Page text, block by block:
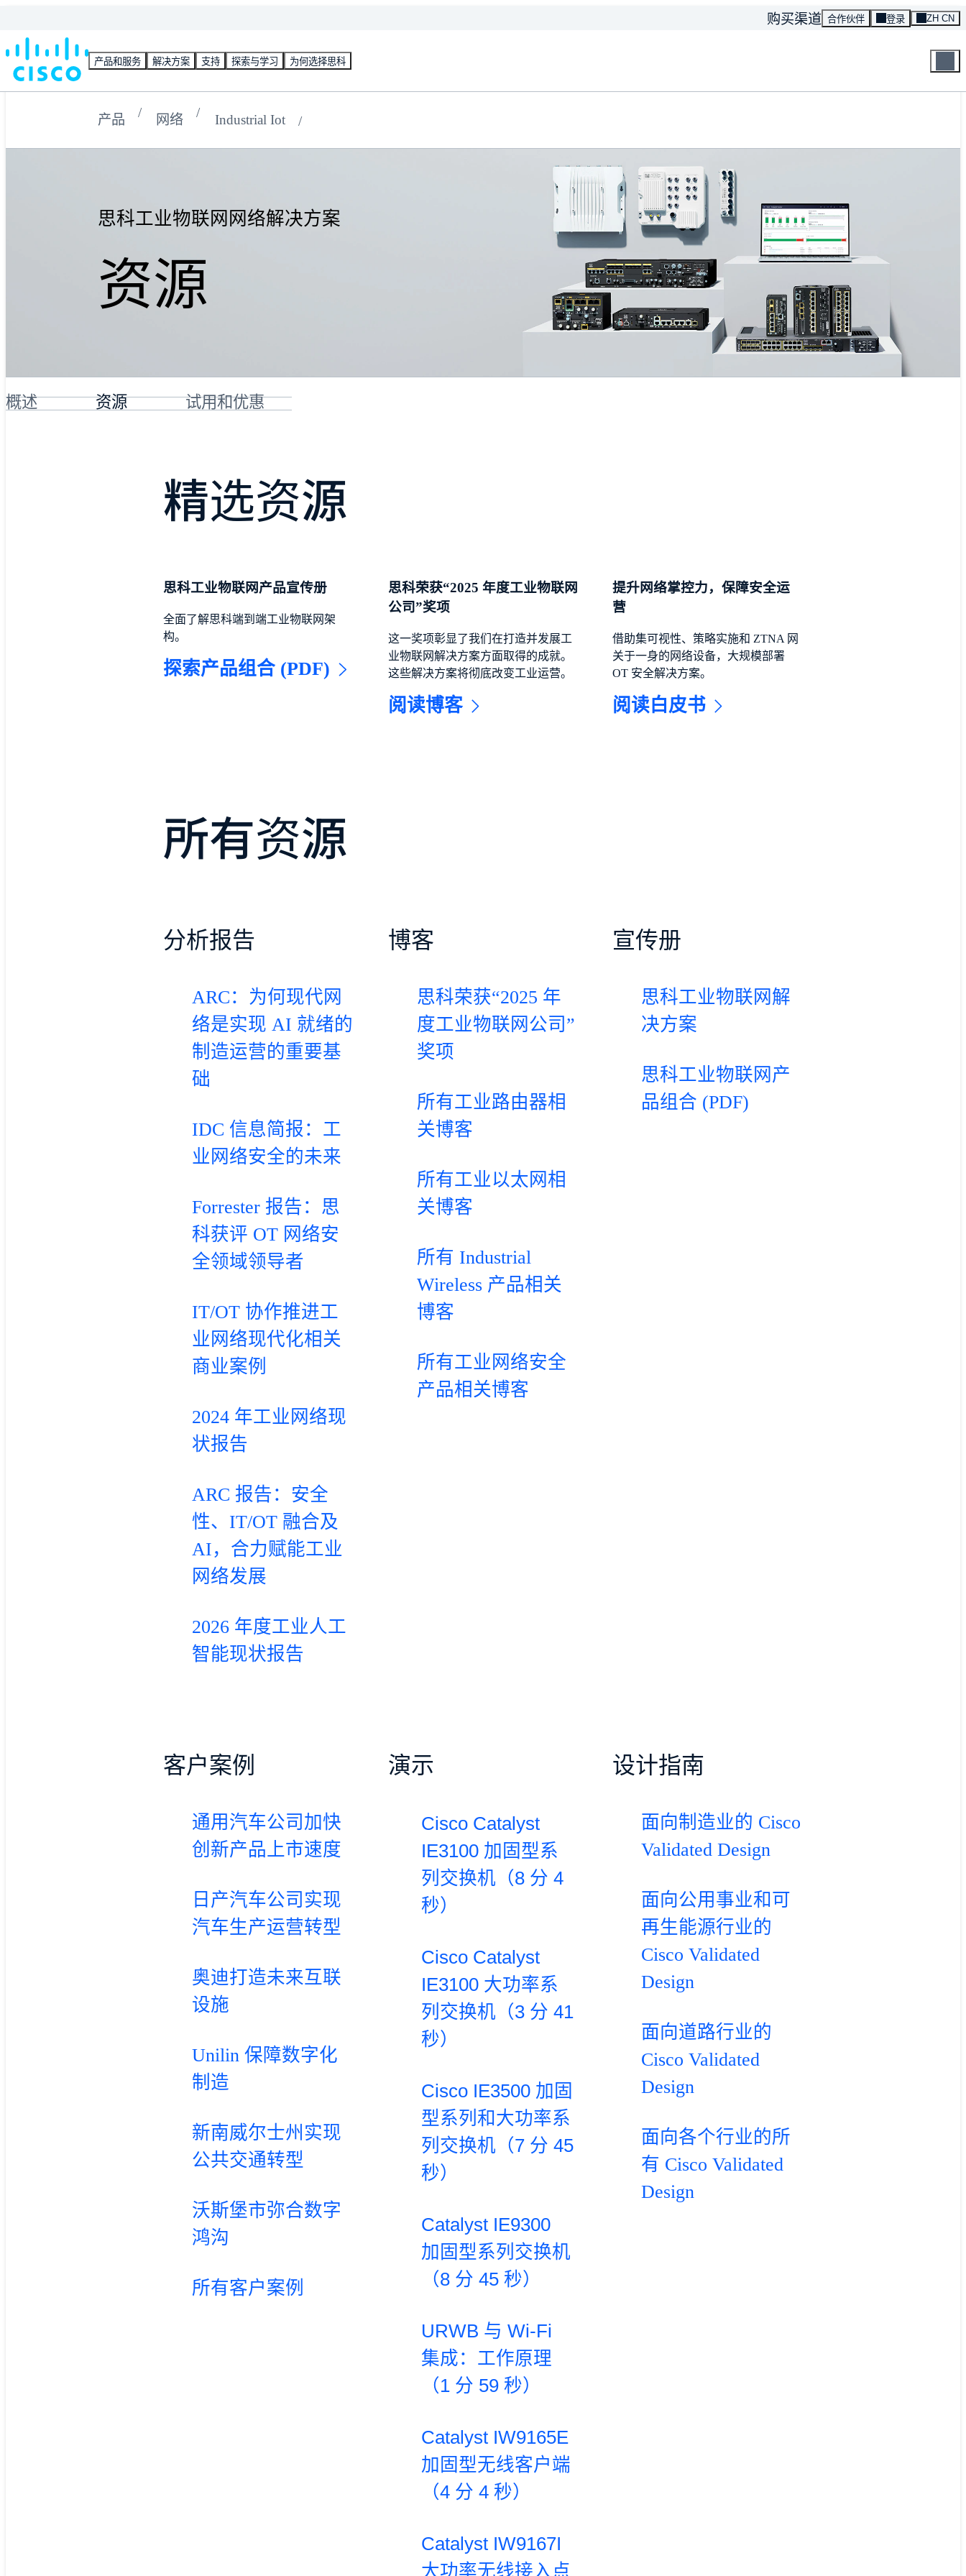
产品和服务 解决方案 支持 探索与学习 为何选择思科
购买渠道 合作伙伴 登录 ZH CN
产品 网络 Industrial Iot
思科工业物联网网络解决方案
资源
概述 资源 试用和优惠
精选资源
思科工业物联网产品宣传册
全面了解思科端到端工业物联网架
构。
探索产品组合 (PDF)
思科荣获“2025 年度工业物联网
公司”奖项
这一奖项彰显了我们在打造并发展工
业物联网解决方案方面取得的成就。
这些解决方案将彻底改变工业运营。
阅读博客
提升网络掌控力，保障安全运
营
借助集可视性、策略实施和 ZTNA 网
关于一身的网络设备，大规模部署
OT 安全解决方案。
阅读白皮书
所有资源
分析报告
ARC：为何现代网
络是实现 AI 就绪的
制造运营的重要基
础
IDC 信息简报：工
业网络安全的未来
Forrester 报告：思
科获评 OT 网络安
全领域领导者
IT/OT 协作推进工
业网络现代化相关
商业案例
2024 年工业网络现
状报告
ARC 报告：安全
性、IT/OT 融合及
AI，合力赋能工业
网络发展
2026 年度工业人工
智能现状报告
博客
思科荣获“2025 年
度工业物联网公司”
奖项
所有工业路由器相
关博客
所有工业以太网相
关博客
所有 Industrial
Wireless 产品相关
博客
所有工业网络安全
产品相关博客
宣传册
思科工业物联网解
决方案
思科工业物联网产
品组合 (PDF)
客户案例
通用汽车公司加快
创新产品上市速度
日产汽车公司实现
汽车生产运营转型
奥迪打造未来互联
设施
Unilin 保障数字化
制造
新南威尔士州实现
公共交通转型
沃斯堡市弥合数字
鸿沟
所有客户案例
演示
Cisco Catalyst
IE3100 加固型系
列交换机（8 分 4
秒）
Cisco Catalyst
IE3100 大功率系
列交换机（3 分 41
秒）
Cisco IE3500 加固
型系列和大功率系
列交换机（7 分 45
秒）
Catalyst IE9300
加固型系列交换机
（8 分 45 秒）
URWB 与 Wi-Fi
集成：工作原理
（1 分 59 秒）
Catalyst IW9165E
加固型无线客户端
（4 分 4 秒）
Catalyst IW9167I
大功率无线接入点
设计指南
面向制造业的 Cisco
Validated Design
面向公用事业和可
再生能源行业的
Cisco Validated
Design
面向道路行业的
Cisco Validated
Design
面向各个行业的所
有 Cisco Validated
Design